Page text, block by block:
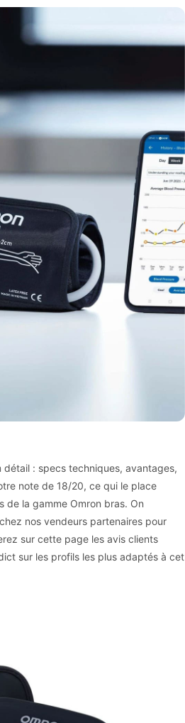
: specs techniques, avantages,
note de 18/20, ce qui le place
de la gamme Omron bras. On
nos vendeurs partenaires pour
sur cette page les avis clients
sur les profils les plus adaptés à cet